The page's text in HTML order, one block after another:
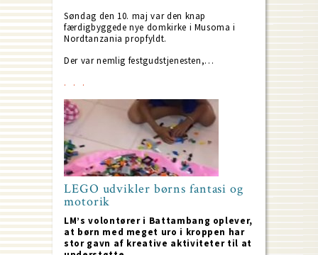
Søndag den 10. maj var den knap
færdigbyggede nye domkirke i Musoma i
Nordtanzania propfyldt.
Der var nemlig festgudstjenesten,…
LEGO udvikler børns fantasi og
motorik
LM’s volontører i Battambang oplever,
at børn med meget uro i kroppen har
stor gavn af kreative aktiviteter til at